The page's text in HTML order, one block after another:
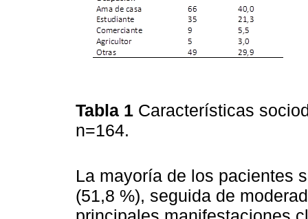
Tabla 1 Características
n=164.
La mayoría de los pacientes
(51,8 %), seguida de